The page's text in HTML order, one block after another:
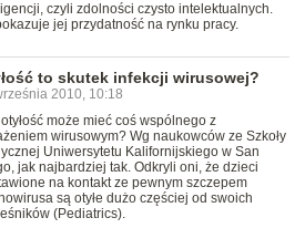
czyli zdolności czysto intelektualnych.
jej przydatność na rynku pracy.
to skutek infekcji wirusowej?
2010, 10:18
może mieć coś wspólnego z
wirusowym? Wg naukowców ze Szkoły
Uniwersytetu Kalifornijskiego w San
jak najbardziej tak. Odkryli oni, że dzieci
na kontakt ze pewnym szczepem
są otyłe dużo częściej od swoich
(Pediatrics).